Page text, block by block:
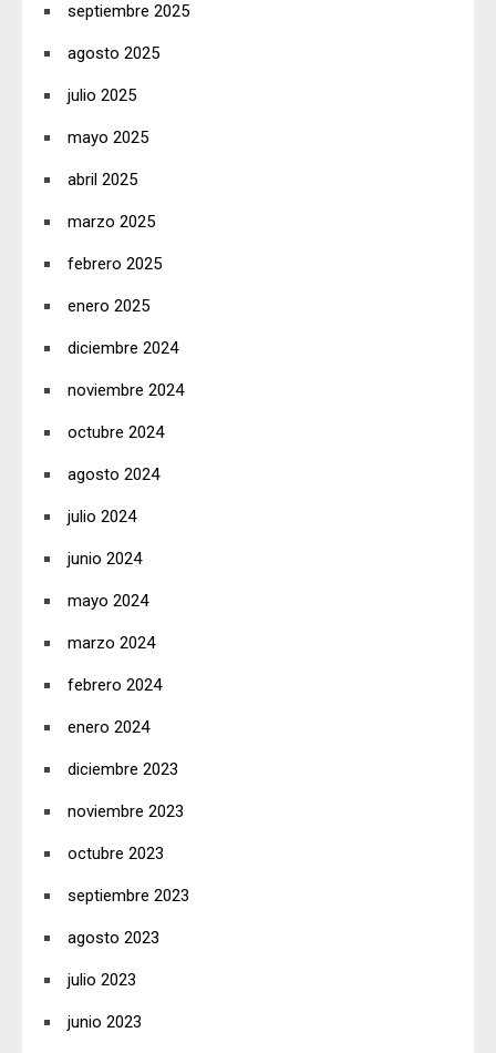
septiembre 2025
agosto 2025
julio 2025
mayo 2025
abril 2025
marzo 2025
febrero 2025
enero 2025
diciembre 2024
noviembre 2024
octubre 2024
agosto 2024
julio 2024
junio 2024
mayo 2024
marzo 2024
febrero 2024
enero 2024
diciembre 2023
noviembre 2023
octubre 2023
septiembre 2023
agosto 2023
julio 2023
junio 2023